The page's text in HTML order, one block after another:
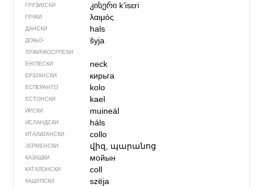
ГРУЗИЈСКИ კისერი kʼisɛri
ГРЧКИ λαιμός
ДАНСКИ hals
ДОЊО­
ЛУЖИЧКОСРПСКИ
šyja
ЕНГЛЕСКИ neck
ЕРЗЈАНСКИ кирьга
ЕСПЕРАНТО kolo
ЕСТОНСКИ kael
ИРСКИ muineál
ИСЛАНДСКИ háls
ИТАЛИЈАНСКИ collo
ЈЕРМЕНСКИ վիզ, պարանոց
КАЗАШКИ мойын
КАТАЛОНСКИ coll
КАШУПСКИ szëja